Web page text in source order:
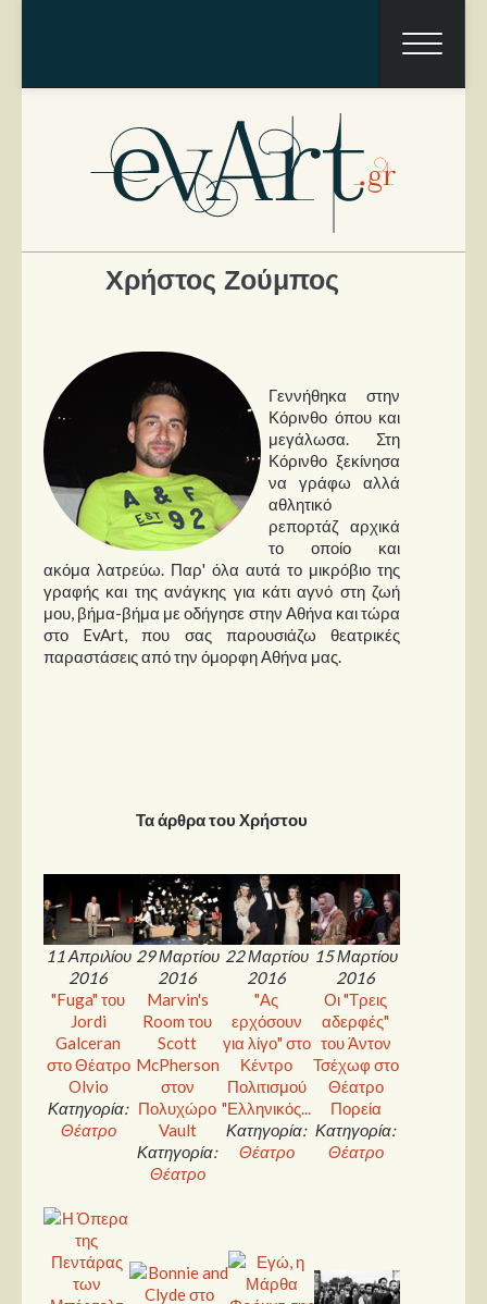
Ραπόρτο
Live & Συναυλίες
Θέατρο
Συνεντεύξεις
Παρουσιάσεις
Δίσκοι
Σειρές
Ταινίες
Μουσικοί
Εκτός Συνόρων
Νέα
Στήλες
Polls
Small Talk
Blog
Χρήστος Ζούμπος
Γεννήθηκα στην
Κόρινθο όπου και
μεγάλωσα. Στη
Κόρινθο ξεκίνησα
να γράφω αλλά
αθλητικό
ρεπορτάζ αρχικά
το οποίο και
ακόμα λατρεύω. Παρ' όλα αυτά το μικρόβιο της
γραφής και της ανάγκης για κάτι αγνό στη ζωή
μου, βήμα-βήμα με οδήγησε στην Αθήνα και τώρα
στο EvArt, που σας παρουσιάζω θεατρικές
παραστάσεις από την όμορφη Αθήνα μας.
Τα άρθρα του Χρήστου
11 Απριλίου
2016
"Fuga" του
Jordi
Galceran
στο Θέατρο
Olvio
Κατηγορία:
Θέατρο
29 Μαρτίου
2016
Marvin's
Room του
Scott
McPherson
στον
Πολυχώρο
Vault
Κατηγορία:
Θέατρο
22 Μαρτίου
2016
"Ας
ερχόσουν
για λίγο" στο
Κέντρο
Πολιτισμού
"Ελληνικός...
Κατηγορία:
Θέατρο
15 Μαρτίου
2016
Οι "Τρεις
αδερφές"
του Άντον
Τσέχωφ στο
Θέατρο
Πορεία
Κατηγορία:
Θέατρο